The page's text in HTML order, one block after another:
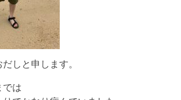
しと申します。
では